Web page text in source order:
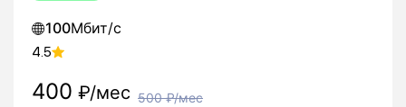
100Мбит/с
4.5
400 ₽/мес 500₽/мес